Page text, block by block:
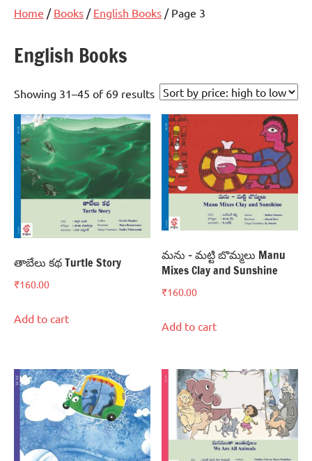
Home / Books / English Books / Page 3
English Books
Showing 31–45 of 69 results
తాబేలు కథ Turtle Story
₹160.00
Add to cart
మను – మట్టి బొమ్మలు Manu
Mixes Clay and Sunshine
₹160.00
Add to cart